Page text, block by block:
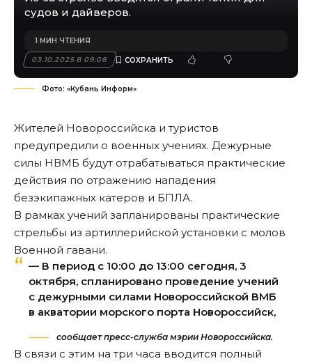
судов и дайверов.
03.10.2025 В 09:08
1 МИН ЧТЕНИЯ
Фото: «Кубань Информ»
Жителей Новороссийска и туристов
предупредили о военных учениях. Дежурные
силы НВМБ будут отрабатываться практические
действия по отражению нападения
безэкипажных катеров и БПЛА.
В рамках учений запланированы практические
стрельбы из артиллерийской установки с молов
Военной гавани.
— В период с 10:00 до 13:00 сегодня, 3
октября, спланировано проведение учений
с дежурными силами Новороссийской ВМБ
в акватории морского порта Новороссийск,
сообщает пресс-служба мэрии Новороссийска.
В связи с этим на три часа вводится полный